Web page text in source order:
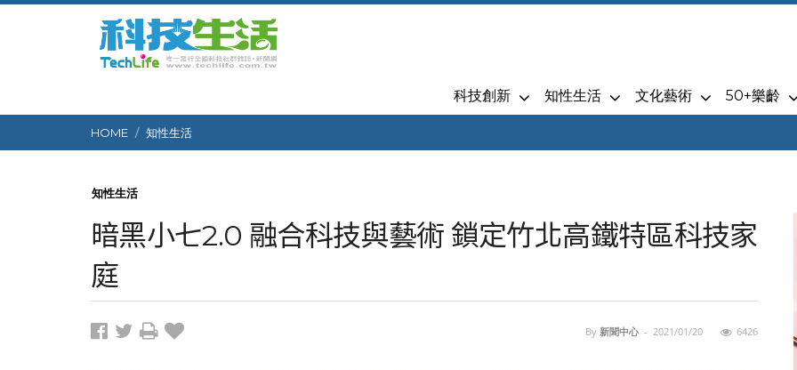
科技創新 知性生活 文化藝術 50+樂齡
HOME 知性生活
知性生活
暗黑小七2.0 融合科技與藝術 鎖定竹北高鐵特區科技家
庭
By 新聞中心 - 2021/01/20 6426